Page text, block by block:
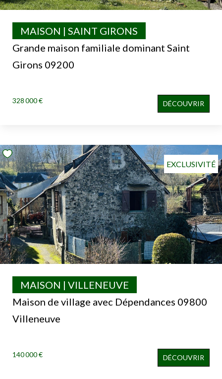
Grande maison familiale dominant Saint
Girons 09200
MAISON | SAINT GIRONS
328 000 € DÉCOUVRIR
EXCLUSIVITÉ
Maison de village avec Dépendances 09800
Villeneuve
MAISON | VILLENEUVE
140 000 € DÉCOUVRIR